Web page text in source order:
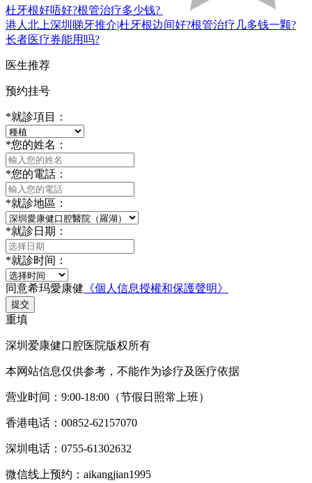
杜牙根好唔好?根管治疗多少钱?
港人北上深圳睇牙推介|杜牙根边间好?根管治疗几多钱一颗?
长者医疗券能用吗?
医生推荐
预约挂号
*就診項目：
*您的姓名：
*您的電話：
*就診地區：
*就診日期：
*就診时间：
同意希玛愛康健 《個人信息授權和保護聲明》
提交
重填
深圳爱康健口腔医院版权所有
本网站信息仅供参考，不能作为诊疗及医疗依据
营业时间：9:00-18:00（节假日照常上班）
香港电话：00852-62157070
深圳电话：0755-61302632
微信线上预约：aikangjian1995